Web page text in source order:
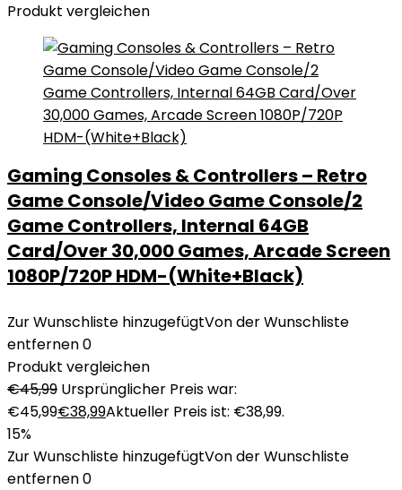
Produkt vergleichen
Gaming Consoles & Controllers – Retro
Game Console/Video Game Console/2
Game Controllers, Internal 64GB
Card/Over 30,000 Games, Arcade Screen
1080P/720P HDM-(White+Black)
Zur Wunschliste hinzugefügtVon der Wunschliste
entfernen0
Produkt vergleichen
€45,99 Ursprünglicher Preis war:
€45,99€38,99Aktueller Preis ist: €38,99.
15%
Zur Wunschliste hinzugefügtVon der Wunschliste
entfernen0